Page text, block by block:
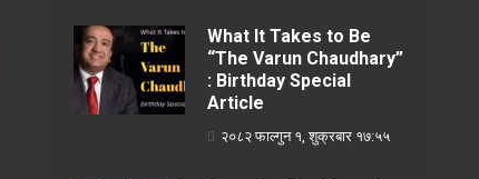
What It Takes to Be
“The Varun Chaudhary”
: Birthday Special
Article
२०८२ फाल्गुन १, शुक्रबार १७:५५